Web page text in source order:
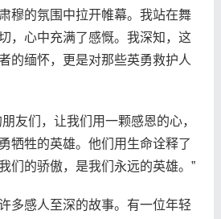
穆的氛围中拉开帷幕。我站在舞
，心中充满了感慨。我深知，这
的缅怀，更是对那些英勇救护人
友们，让我们用一颗感恩的心，
牺牲的英雄。他们用生命诠释了
们的骄傲，是我们永远的英雄。”
多感人至深的故事。有一位年轻